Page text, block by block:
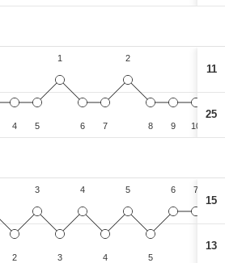
1 2
4 5 6 7 8 9 10
11
25
3 4 5 6 7
2 3 4 5
15
13